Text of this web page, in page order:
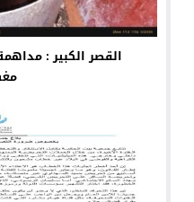
القصر الكبير :